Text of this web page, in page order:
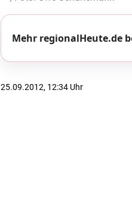
Mehr regionalHeute.de
25.09.2012, 12:34 Uhr